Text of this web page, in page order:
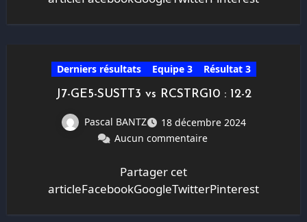
Derniers résultats Equipe 3 Résultat 3
J7-GE5-SUSTT3 vs RCSTRG10 : 12-2
Pascal BANTZ
18 décembre 2024
Aucun commentaire
Partager cet
articleFacebookGoogleTwitterPinterest